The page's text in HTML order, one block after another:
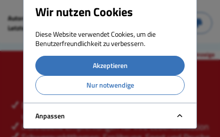
Autoren:
Dr. med. Werner G. Gehring
Letzte Aktualisierung:
Wir nutzen Cookies
Diese Website verwendet Cookies, um die
Benutzerfreundlichkeit zu verbessern.
Akzeptieren
Nur notwendige
Anpassen